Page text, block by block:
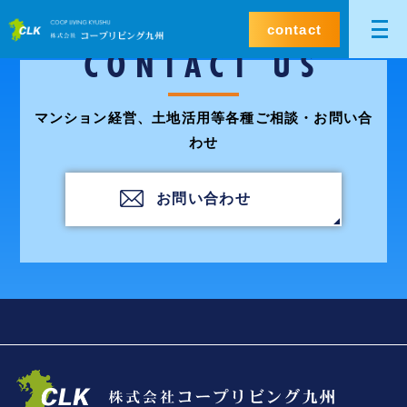
contact
CONTACT US
マンション経営、土地活用等各種ご相談・お問い合
わせ
お問い合わせ